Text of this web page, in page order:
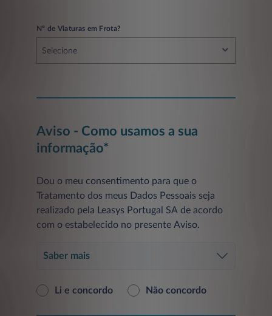
Nº de Viaturas em Frota?
Selecione
Aviso - Como usamos a sua
informação*
Dou o meu consentimento para que o
Tratamento dos meus Dados Pessoais seja
realizado pela Leasys Portugal SA de acordo
com o estabelecido no presente Aviso.
Saber mais
Li e concordo Não concordo